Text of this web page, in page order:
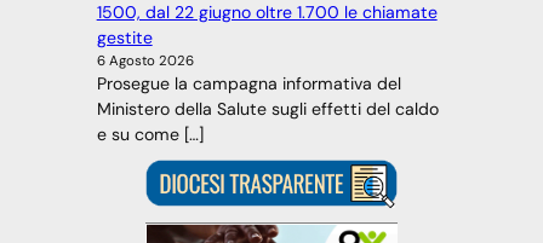
1500, dal 22 giugno oltre 1.700 le chiamate
gestite
6 Agosto 2026
Prosegue la campagna informativa del
Ministero della Salute sugli effetti del caldo
e su come […]